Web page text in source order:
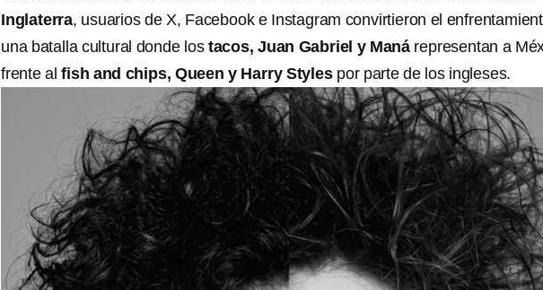
Inglaterra, usuarios de X, Facebook e Instagram convirtieron el
una batalla cultural donde los tacos, Juan Gabriel y Maná representan a
frente alfish and chips, Queen y Harry Stylespor parte de los ingleses.